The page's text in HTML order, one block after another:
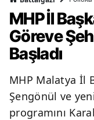
MHP İl
Göreve
Başladı
MHP Malatya İl
Şengönül ve
programını